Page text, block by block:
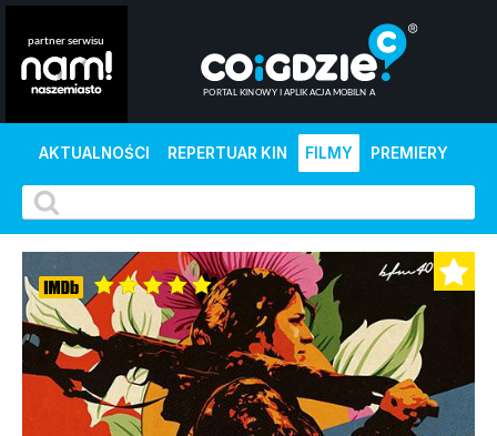
AKTUALNOŚCI REPERTUAR KIN FILMY PREMIERY